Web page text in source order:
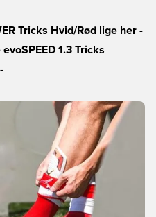
Tricks Hvid/Rød lige her -
1.3 Tricks